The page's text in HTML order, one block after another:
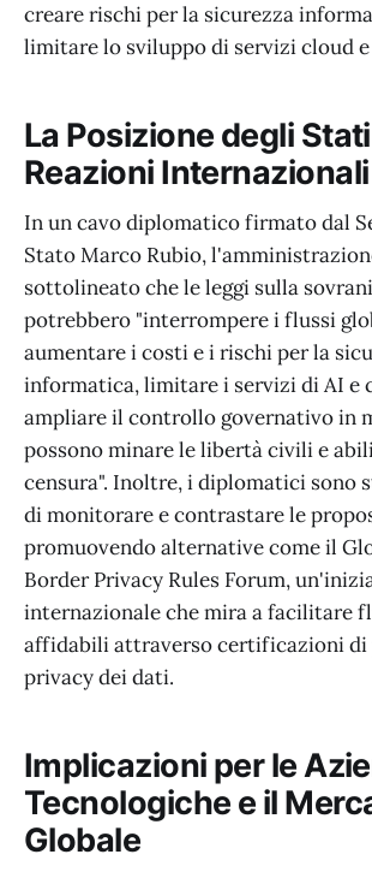
creare rischi per la sicurezza
limitare lo sviluppo di servizi cloud e
La Posizione degli
Reazioni Internazionali
In un cavo diplomatico firmato dal
Stato Marco Rubio,
sottolineato che le leggi sulla
potrebbero "interrompere i flussi
aumentare i costi e i rischi per la
informatica, limitare i servizi di AI e
ampliare il controllo governativo in
possono minare le libertà civili e
censura". Inoltre, i diplomatici sono
di monitorare e contrastare le
promuovendo alternative come il
Border Privacy Rules Forum,
internazionale che mira a facilitare
affidabili attraverso certificazioni di
privacy dei dati.
Implicazioni per le
Tecnologiche e il
Globale